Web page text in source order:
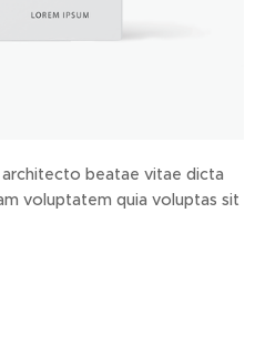
beatae vitae dicta
voluptatem quia voluptas sit